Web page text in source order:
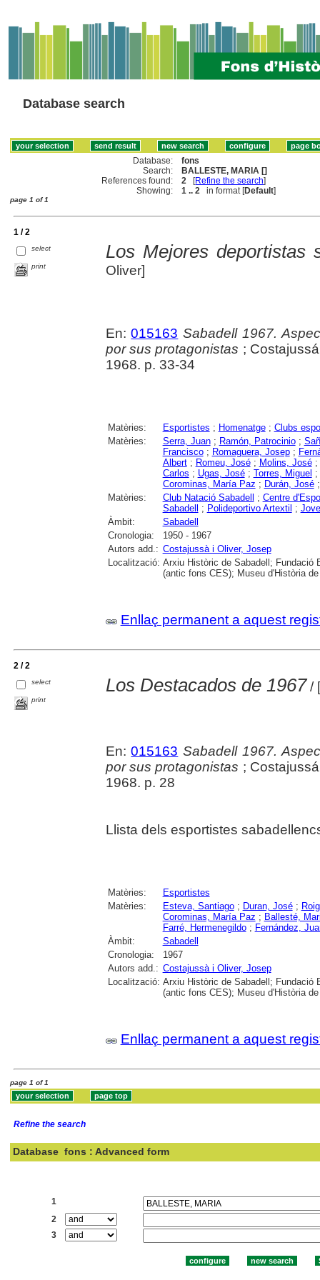
Database search
Database:
fons
Search:
BALLESTE, MARIA []
References found:
2 [Refine the search]
Showing:
1 .. 2 in format [Default]
page 1 of 1
1 / 2
select
print
Los Mejores deportistas
Oliver]
En:015163 Sabadell 1967.
por sus protagonistas ;
1968. p. 33-34
Matèries: Esportistes ; Homenatge; Clubs
Matèries:
Serra, Juan; Ramón, Patrocinio;
Francisco; Romaguera, Josep;
Albert; Romeu, José; Molins, José;
Carlos ; Ugas, José; Torres, Miguel ;
Corominas, María Paz ; Durán, José
Matèries:
Club Natació Sabadell ; Centre
Sabadell
; Polideportivo Artextil ;
Àmbit:
Sabadell
Cronologia:
1950 - 1967
Autors add.: Costajussà i Oliver, Josep
Localització: Arxiu Històric de Sabadell; Fundació
(antic fons CES); Museu d'Història
Enllaç permanent a aquest
2 / 2
select
print
Los Destacados de 1967 /
En:015163 Sabadell 1967.
por sus protagonistas ;
1968. p. 28
Llista dels esportistes
Matèries:
Esportistes
Matèries:
Esteva, Santiago; Duran, José;
Corominas, María Paz ; Ballesté,
Farré, Hermenegildo; Fernández,
Àmbit:
Sabadell
Cronologia:
1967
Autors add.: Costajussà i Oliver, Josep
Localització: Arxiu Històric de Sabadell; Fundació
(antic fons CES); Museu d'Història
Enllaç permanent a aquest
page 1 of 1
Refine the search
Database fons : Advanced form
1
2
3